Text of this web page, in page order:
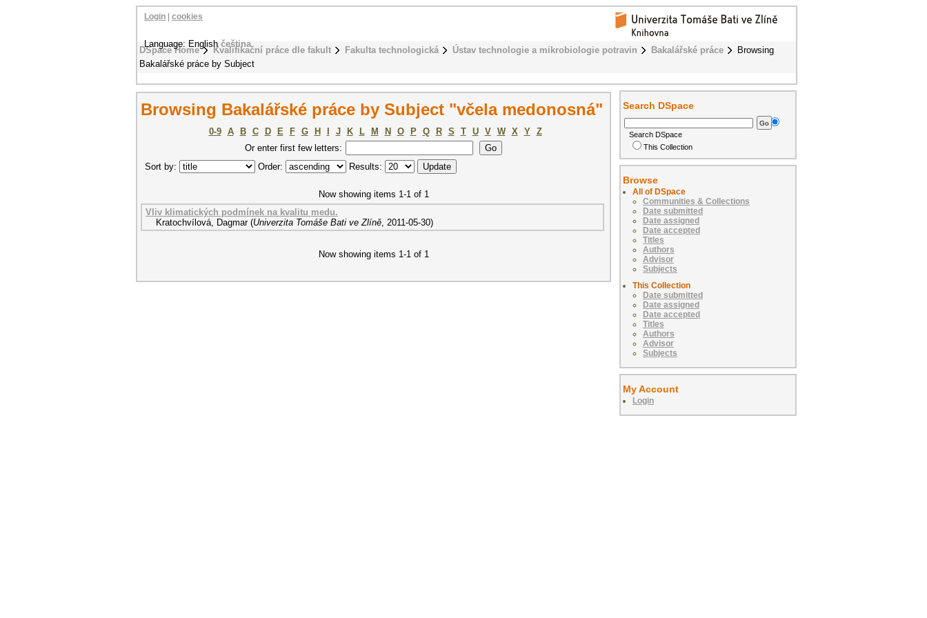
DSpace Home Kvalifikační práce dle fakult Fakulta technologická Ústav technologie a mikrobiologie potravin Bakalářské práce
Browsing
Bakalářské práce by Subject
Login cookies
Language: Englishčeština
Browsing Bakalářské práce by Subject "včela medonosná"
0-9 A B C D E F G H J K L M N O P Q R S T U V W X Y
Z
Or enter first few letters:
Sort by:
Order: Results:
Now showing items 1-1 of 1
Vliv klimatických podmínek na kvalitu medu.
Kratochvílová, Dagmar (Univerzita Tomáše Bati ve Zlíně, 2011-05-30)
Now showing items 1-1 of 1
Search DSpace
Search DSpace
This Collection
Browse
All of DSpace
Communities & Collections
Date submitted
Date assigned
Date accepted
Titles
Authors
Advisor
Subjects
This Collection
Date submitted
Date assigned
Date accepted
Titles
Authors
Advisor
Subjects
My Account
Login